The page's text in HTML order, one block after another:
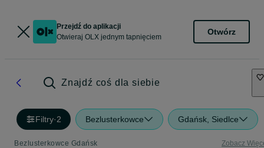
Przejdź do aplikacji
Otwieraj OLX jednym tapnięciem
Otwórz
Znajdź coś dla siebie
Filtry·2 Bezlusterkowce Gdańsk, Siedlce
Bezlusterkowce Gdańsk Zobacz